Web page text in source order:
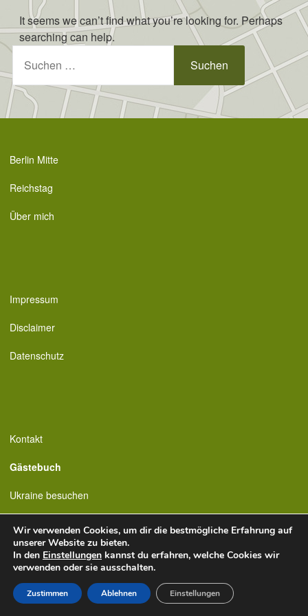
to
content
It seems we can’t find what you’re looking for. Perhaps
searching can help.
Suchen
nach:
Berlin Mitte
Reichstag
Über mich
Impressum
Disclaimer
Datenschutz
Kontakt
Gästebuch
Ukraine besuchen
Wir verwenden Cookies, um dir die bestmögliche Erfahrung auf
unserer Website zu bieten.
In den Einstellungen kannst du erfahren, welche Cookies wir
verwenden oder sie ausschalten.
Zustimmen Ablehnen Einstellungen